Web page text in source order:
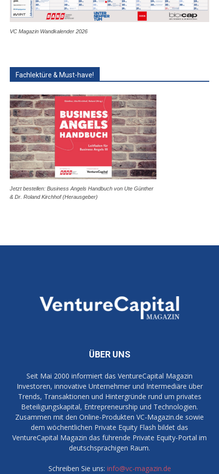
VC Magazin Wandkalender 2026
Fachlektüre & Must-have!
Jetzt bestellen: Business Angels Handbuch von Ute Günther
& Dr. Roland Kirchhof (Herausgeber)
ÜBER UNS
Seit Mai 2000 informiert das VentureCapital Magazin
Investoren, innovative Unternehmer und Intermediäre über
Trends, Transaktionen und Hintergründe rund um privates
Beteiligungskapital, Entrepreneurship und Technologien.
Zusammen mit den Online-Produkten VC-Magazin.de sowie
dem wöchentlichen Private Equity Flash bildet das
VentureCapital Magazin das führende Private Equity-Portal im
deutschsprachigen Raum.
Schreiben Sie uns: info@vc-magazin.de